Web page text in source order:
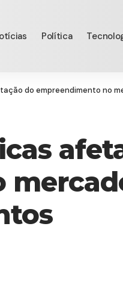
Política
do empreendimento no